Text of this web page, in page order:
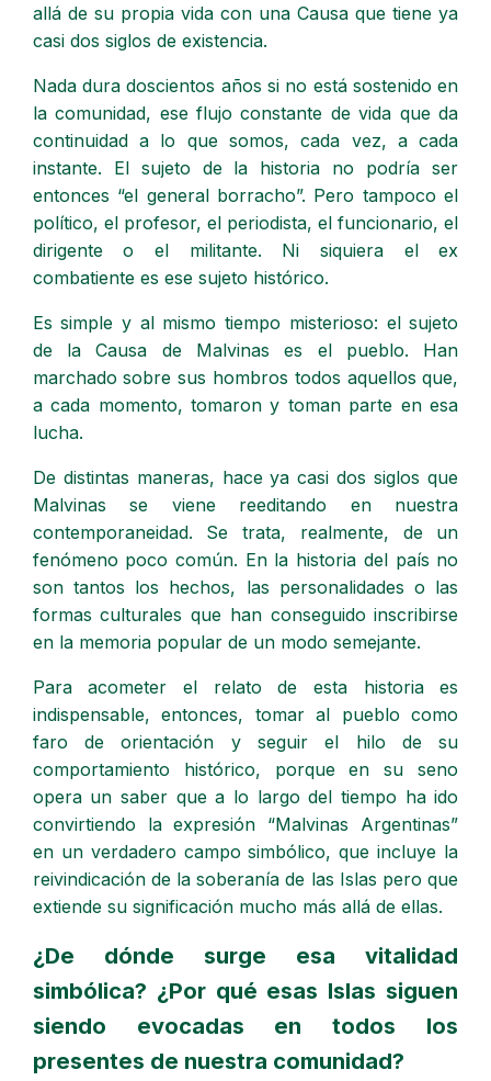
allá de su propia vida con una Causa que tiene ya
casi dos siglos de existencia.
Nada dura doscientos años si no está sostenido en
la comunidad, ese flujo constante de vida que da
continuidad a lo que somos, cada vez, a cada
instante. El sujeto de la historia no podría ser
entonces “el general borracho”. Pero tampoco el
político, el profesor, el periodista, el funcionario, el
dirigente o el militante. Ni siquiera el ex
combatiente es ese sujeto histórico.
Es simple y al mismo tiempo misterioso: el sujeto
de la Causa de Malvinas es el pueblo. Han
marchado sobre sus hombros todos aquellos que,
a cada momento, tomaron y toman parte en esa
lucha.
De distintas maneras, hace ya casi dos siglos que
Malvinas se viene reeditando en nuestra
contemporaneidad. Se trata, realmente, de un
fenómeno poco común. En la historia del país no
son tantos los hechos, las personalidades o las
formas culturales que han conseguido inscribirse
en la memoria popular de un modo semejante.
Para acometer el relato de esta historia es
indispensable, entonces, tomar al pueblo como
faro de orientación y seguir el hilo de su
comportamiento histórico, porque en su seno
opera un saber que a lo largo del tiempo ha ido
convirtiendo la expresión “Malvinas Argentinas”
en un verdadero campo simbólico, que incluye la
reivindicación de la soberanía de las Islas pero que
extiende su significación mucho más allá de ellas.
¿De dónde surge esa vitalidad
simbólica? ¿Por qué esas Islas siguen
siendo evocadas en todos los
presentes de nuestra comunidad?